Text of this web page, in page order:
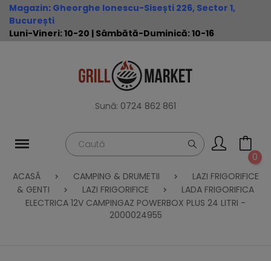
Magazin: Gheorghe Ionescu-Sisești 226, Sector 1,
București
Luni-Vineri: 10-20 | Sâmbătă-Duminică: 10-16
Sună: 0724 862 861
0
ACASĂ
CAMPING & DRUMETII
LAZI FRIGORIFICE
& GENTI
LAZI FRIGORIFICE
LADA FRIGORIFICA
ELECTRICA 12V CAMPINGAZ POWERBOX PLUS 24 LITRI -
2000024955